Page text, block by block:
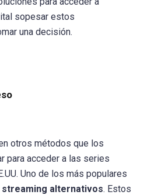
sopesar estos
una decisión.
otros métodos que los
para acceder a las series
Uno de los más populares
alternativos. Estos